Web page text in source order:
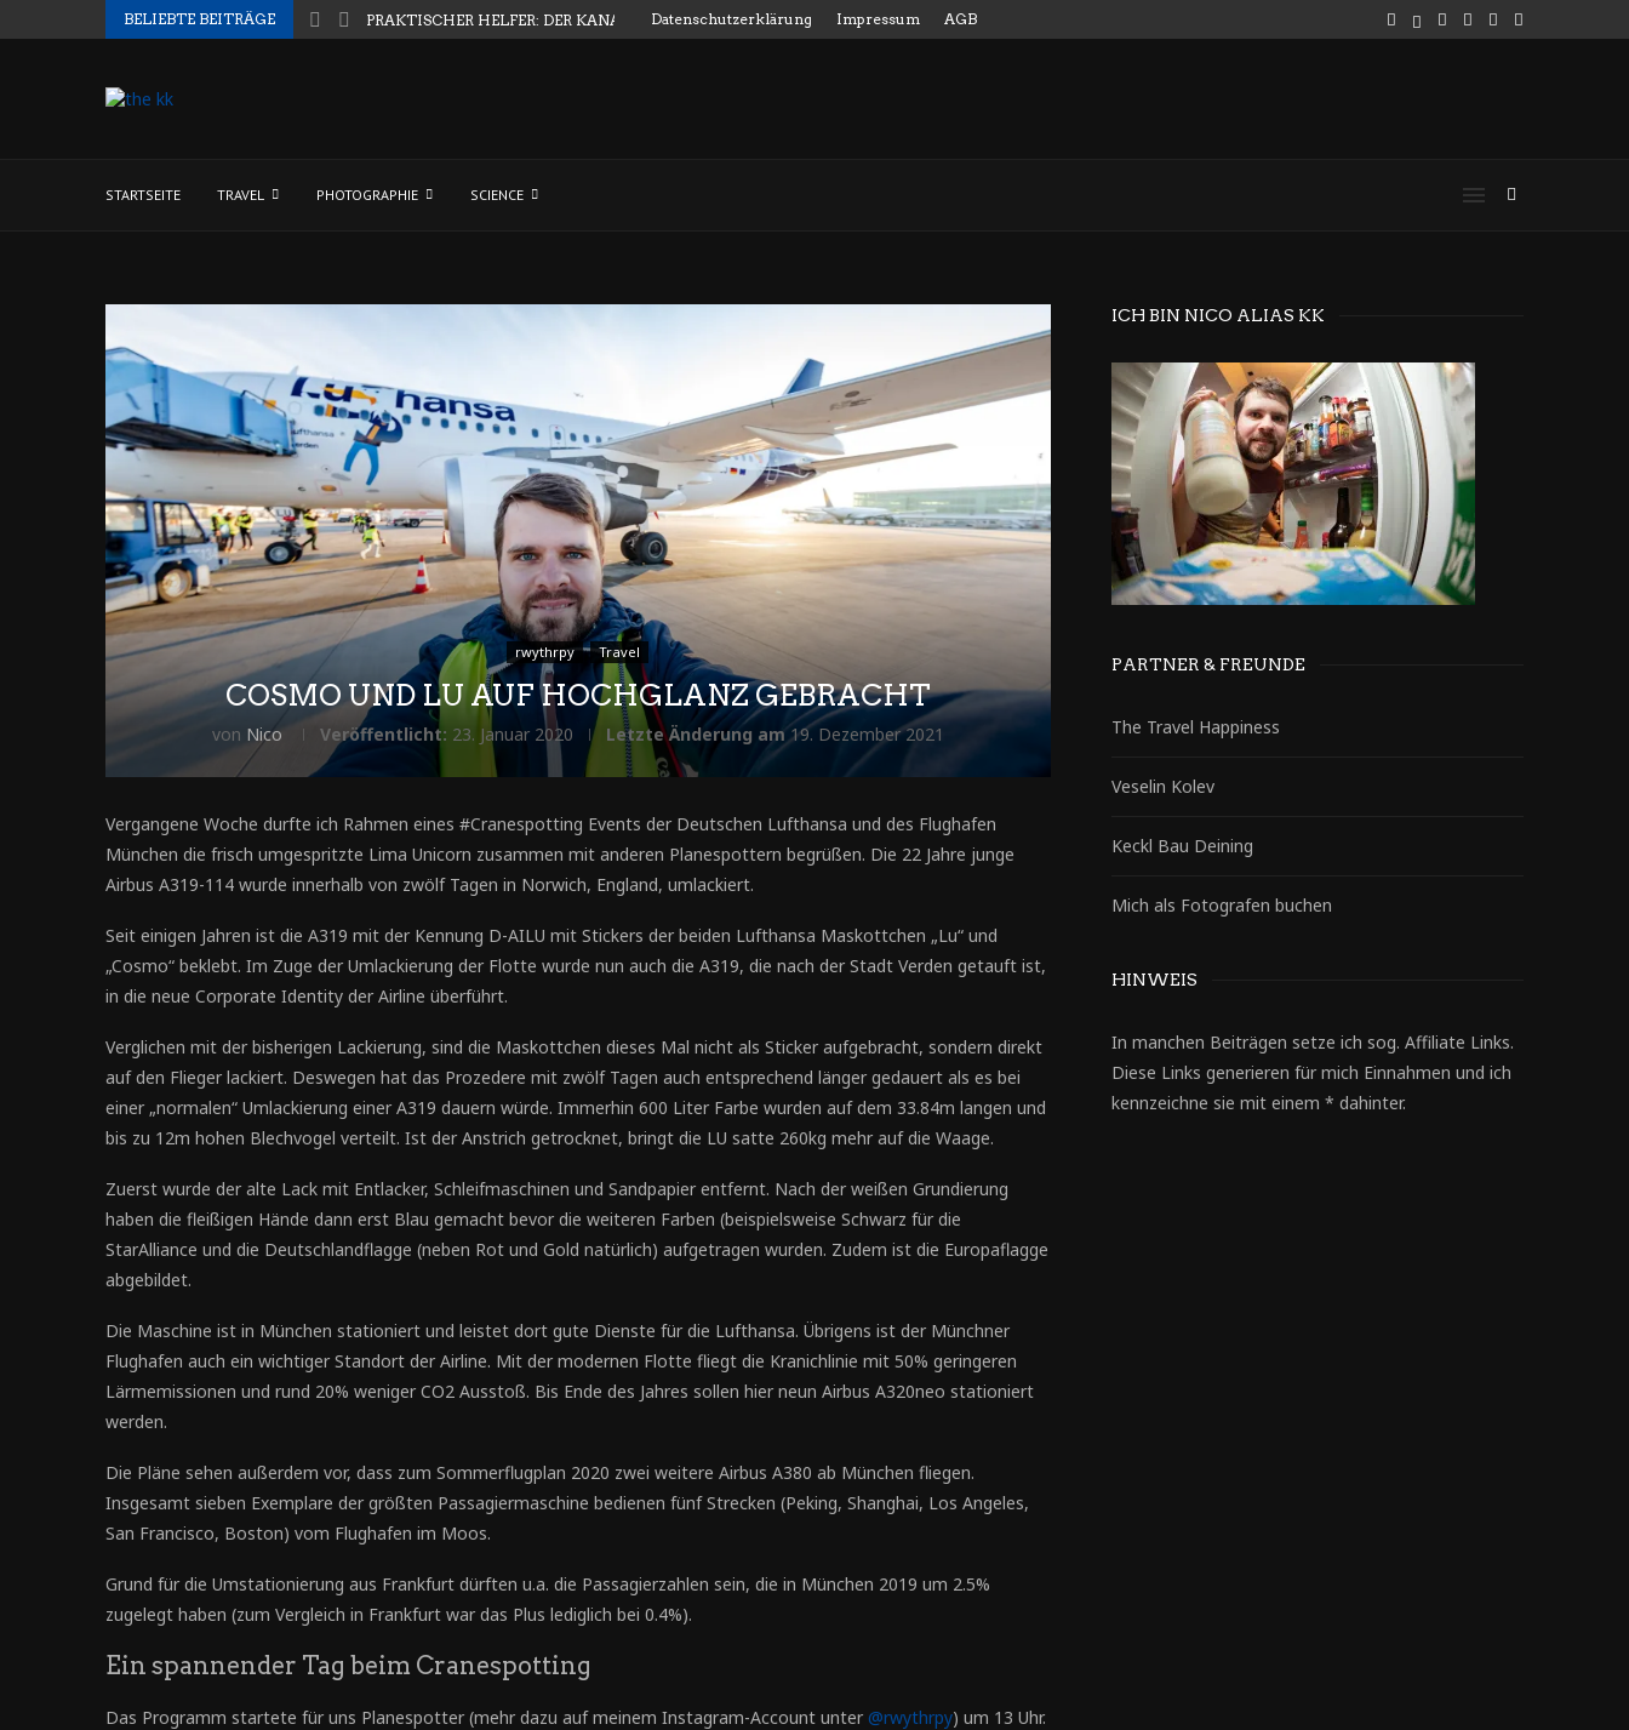
BELIEBTE BEITRÄGE PRAKTISCHER HELFER: DER KANALMESSSTABDatenschutzerklärung Impressum AGB
STARTSEITE TRAVEL PHOTOGRAPHIE SCIENCE
rwythrpy Travel
COSMO UND LU AUF HOCHGLANZ GEBRACHT
von Nico Veröffentlicht: 23. Januar 2020 Letzte Änderung am 19. Dezember 2021
Vergangene Woche durfte ich Rahmen eines #Cranespotting Events der Deutschen Lufthansa und des Flughafen
München die frisch umgespritzte Lima Unicorn zusammen mit anderen Planespottern begrüßen. Die 22 Jahre junge
Airbus A319-114 wurde innerhalb von zwölf Tagen in Norwich, England, umlackiert.
Seit einigen Jahren ist die A319 mit der Kennung D-AILU mit Stickers der beiden Lufthansa Maskottchen „Lu“ und
„Cosmo“ beklebt. Im Zuge der Umlackierung der Flotte wurde nun auch die A319, die nach der Stadt Verden getauft ist,
in die neue Corporate Identity der Airline überführt.
Verglichen mit der bisherigen Lackierung, sind die Maskottchen dieses Mal nicht als Sticker aufgebracht, sondern direkt
auf den Flieger lackiert. Deswegen hat das Prozedere mit zwölf Tagen auch entsprechend länger gedauert als es bei
einer „normalen“ Umlackierung einer A319 dauern würde. Immerhin 600 Liter Farbe wurden auf dem 33.84m langen und
bis zu 12m hohen Blechvogel verteilt. Ist der Anstrich getrocknet, bringt die LU satte 260kg mehr auf die Waage.
Zuerst wurde der alte Lack mit Entlacker, Schleifmaschinen und Sandpapier entfernt. Nach der weißen Grundierung
haben die fleißigen Hände dann erst Blau gemacht bevor die weiteren Farben (beispielsweise Schwarz für die
StarAlliance und die Deutschlandflagge (neben Rot und Gold natürlich) aufgetragen wurden. Zudem ist die Europaflagge
abgebildet.
Die Maschine ist in München stationiert und leistet dort gute Dienste für die Lufthansa. Übrigens ist der Münchner
Flughafen auch ein wichtiger Standort der Airline. Mit der modernen Flotte fliegt die Kranichlinie mit 50% geringeren
Lärmemissionen und rund 20% weniger CO2 Ausstoß. Bis Ende des Jahres sollen hier neun Airbus A320neo stationiert
werden.
Die Pläne sehen außerdem vor, dass zum Sommerflugplan 2020 zwei weitere Airbus A380 ab München fliegen.
Insgesamt sieben Exemplare der größten Passagiermaschine bedienen fünf Strecken (Peking, Shanghai, Los Angeles,
San Francisco, Boston) vom Flughafen im Moos.
Grund für die Umstationierung aus Frankfurt dürften u.a. die Passagierzahlen sein, die in München 2019 um 2.5%
zugelegt haben (zum Vergleich in Frankfurt war das Plus lediglich bei 0.4%).
Ein spannender Tag beim Cranespotting
Das Programm startete für uns Planespotter (mehr dazu auf meinem Instagram-Account unter @rwythrpy) um 13 Uhr.
ICH BIN NICO ALIAS KK
PARTNER & FREUNDE
The Travel Happiness
Veselin Kolev
Keckl Bau Deining
Mich als Fotografen buchen
HINWEIS
In manchen Beiträgen setze ich sog. Affiliate Links.
Diese Links generieren für mich Einnahmen und ich
kennzeichne sie mit einem * dahinter.